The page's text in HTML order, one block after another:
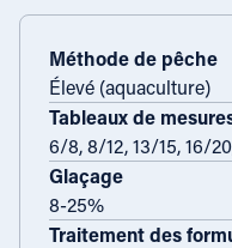
Industrie
Traitement supplémentaire
Applications à valeur
Méthode de pêche
Élevé (aquaculture)
Tableaux de
6/8, 8/12, 13/15, 16/
Glaçage
8-25%
Traitement des